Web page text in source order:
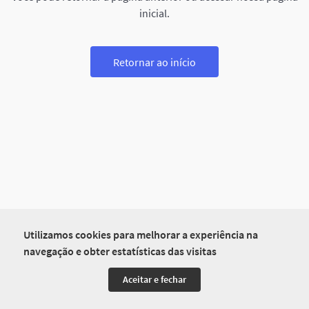
Utilizamos cookies para melhorar a experiência na
navegação e obter estatísticas das visitas
Aceitar e fechar
inicial.
Retornar ao início